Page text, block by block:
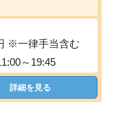
※一律手当含む
～19:45
詳細を見る